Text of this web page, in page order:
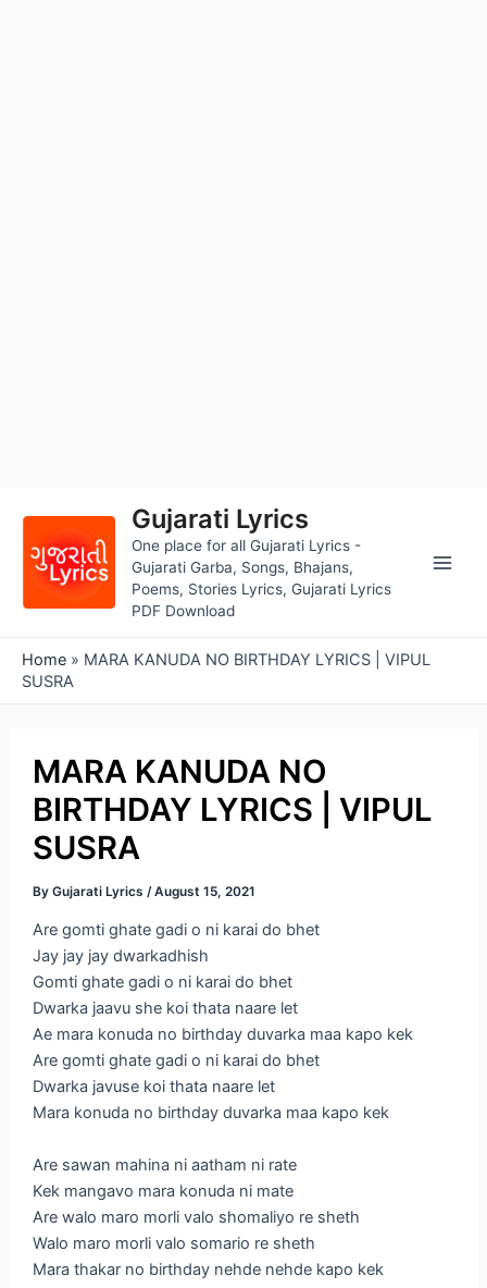
content
Gujarati Lyrics
One place for all Gujarati Lyrics -
Gujarati Garba, Songs, Bhajans,
Poems, Stories Lyrics, Gujarati Lyrics
PDF Download
Home » MARA KANUDA NO BIRTHDAY LYRICS | VIPUL
SUSRA
MARA KANUDA NO
BIRTHDAY LYRICS | VIPUL
SUSRA
By Gujarati Lyrics /August 15, 2021
Are gomti ghate gadi o ni karai do bhet
Jay jay jay dwarkadhish
Gomti ghate gadi o ni karai do bhet
Dwarka jaavu she koi thata naare let
Ae mara konuda no birthday duvarka maa kapo kek
Are gomti ghate gadi o ni karai do bhet
Dwarka javuse koi thata naare let
Mara konuda no birthday duvarka maa kapo kek
Are sawan mahina ni aatham ni rate
Kek mangavo mara konuda ni mate
Are walo maro morli valo shomaliyo re sheth
Walo maro morli valo somario re sheth
Mara thakar no birthday nehde nehde kapo kek